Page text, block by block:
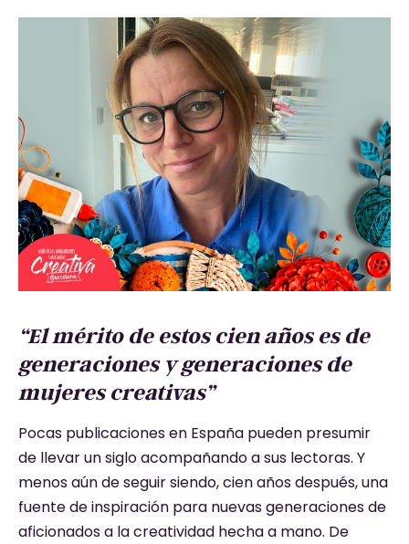
“El mérito de estos cien años es de
generaciones y generaciones de
mujeres creativas”
Pocas publicaciones en España pueden presumir
de llevar un siglo acompañando a sus lectoras. Y
menos aún de seguir siendo, cien años después, una
fuente de inspiración para nuevas generaciones de
aficionados a la creatividad hecha a mano. De